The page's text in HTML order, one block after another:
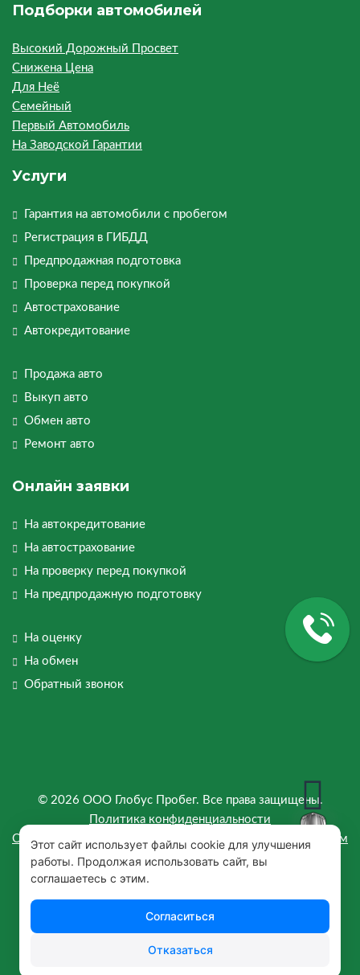
Подборки автомобилей
Высокий Дорожный Просвет
Снижена Цена
Для Неё
Семейный
Первый Автомобиль
На Заводской Гарантии
Услуги
Гарантия на автомобили с пробегом
Регистрация в ГИБДД
Предпродажная подготовка
Проверка перед покупкой
Автострахование
Автокредитование
Продажа авто
Выкуп авто
Обмен авто
Ремонт авто
Онлайн заявки
На автокредитование
На автострахование
На проверку перед покупкой
На предпродажную подготовку
На оценку
На обмен
Обратный звонок
© 2026 ООО Глобус Пробег. Все права защищены.
Политика конфиденциальности
Согласие на предоставление персональных данных третьим
лицам
Согласие на обработку данных
Этот сайт использует файлы cookie для улучшения
работы. Продолжая использовать сайт, вы
соглашаетесь с этим.
Согласиться
Отказаться